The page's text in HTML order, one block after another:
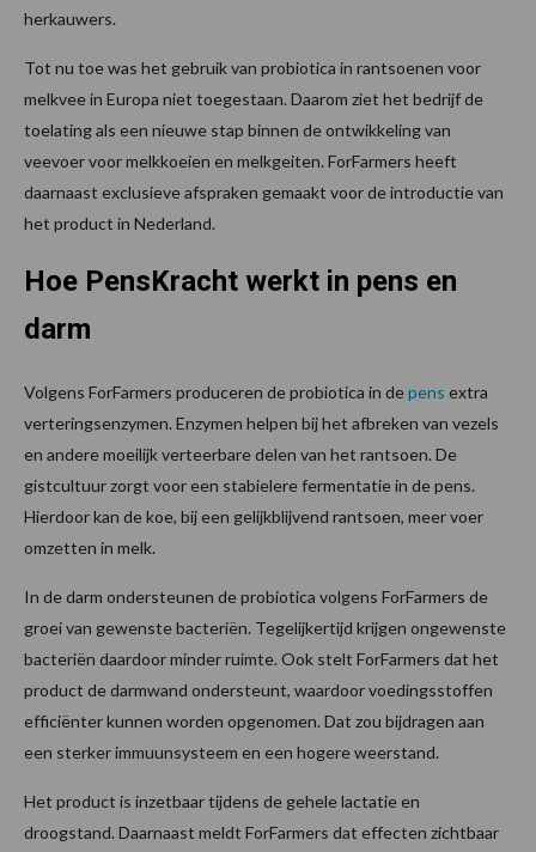
herkauwers.
Tot nu toe was het gebruik van probiotica in rantsoenen voor
melkvee in Europa niet toegestaan. Daarom ziet het bedrijf de
toelating als een nieuwe stap binnen de ontwikkeling van
veevoer voor melkkoeien en melkgeiten. ForFarmers heeft
daarnaast exclusieve afspraken gemaakt voor de introductie van
het product in Nederland.
Hoe PensKracht werkt in pens en
darm
Volgens ForFarmers produceren de probiotica in depens extra
verteringsenzymen. Enzymen helpen bij het afbreken van vezels
en andere moeilijk verteerbare delen van het rantsoen. De
gistcultuur zorgt voor een stabielere fermentatie in de pens.
Hierdoor kan de koe, bij een gelijkblijvend rantsoen, meer voer
omzetten in melk.
In de darm ondersteunen de probiotica volgens ForFarmers de
groei van gewenste bacteriën. Tegelijkertijd krijgen ongewenste
bacteriën daardoor minder ruimte. Ook stelt ForFarmers dat het
product de darmwand ondersteunt, waardoor voedingsstoffen
efficiënter kunnen worden opgenomen. Dat zou bijdragen aan
een sterker immuunsysteem en een hogere weerstand.
Het product is inzetbaar tijdens de gehele lactatie en
droogstand. Daarnaast meldt ForFarmers dat effecten zichtbaar